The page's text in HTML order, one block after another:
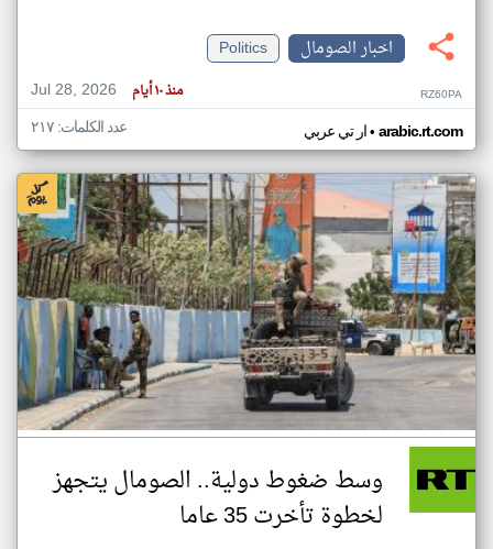
اخبار الصومال
Politics
Jul 28, 2026
منذ ١٠ أيام RZ60PA
ار تي عربي• arabic.rt.com عدد الكلمات: ٢١٧
وسط ضغوط دولية.. الصومال يتجهز
لخطوة تأخرت 35 عاما